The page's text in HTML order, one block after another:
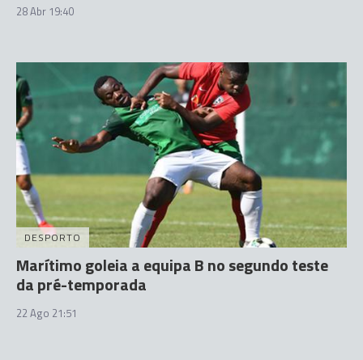
28 Abr 19:40
DESPORTO
Marítimo goleia a equipa B no segundo teste
da pré-temporada
22 Ago 21:51